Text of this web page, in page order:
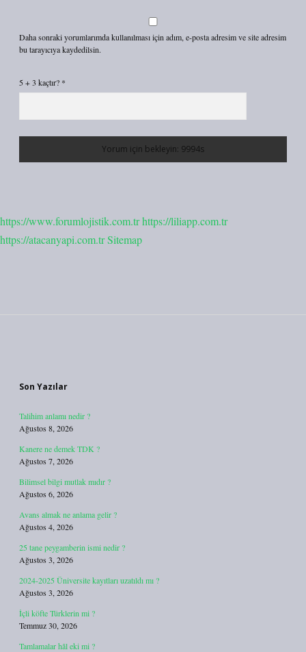
Daha sonraki yorumlarımda kullanılması için adım, e-posta adresim ve site adresim
bu tarayıcıya kaydedilsin.
5 + 3 kaçtır? *
https://www.forumlojistik.com.trhttps://liliapp.com.tr
https://atacanyapi.com.trSitemap
Son Yazılar
Talihim anlamı nedir ?
Ağustos 8, 2026
Kanere ne demek TDK ?
Ağustos 7, 2026
Bilimsel bilgi mutlak mıdır ?
Ağustos 6, 2026
Avans almak ne anlama gelir ?
Ağustos 4, 2026
25 tane peygamberin ismi nedir ?
Ağustos 3, 2026
2024-2025 Üniversite kayıtları uzatıldı mı ?
Ağustos 3, 2026
İçli köfte Türklerin mi ?
Temmuz 30, 2026
Tamlamalar hâl eki mi ?